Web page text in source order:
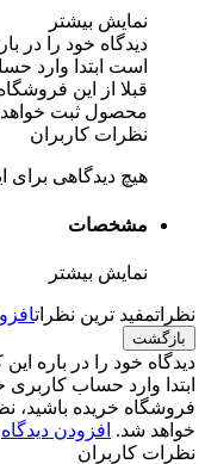
نمایش بیشتر
دیدگاه خود را در
است ابتدا وارد
قبلا از این
محصول ثبت
نظرات کاربران
هیچ دیدگاهی
مشخصات
نمایش بیشتر
نظراتمفید ترین نظرات
بازگشت
دیدگاه خود را در باره این
ابتدا وارد حساب
فروشگاه خریده باشید،
خواهد شد. افزودن دیدگاه
نظرات کاربران